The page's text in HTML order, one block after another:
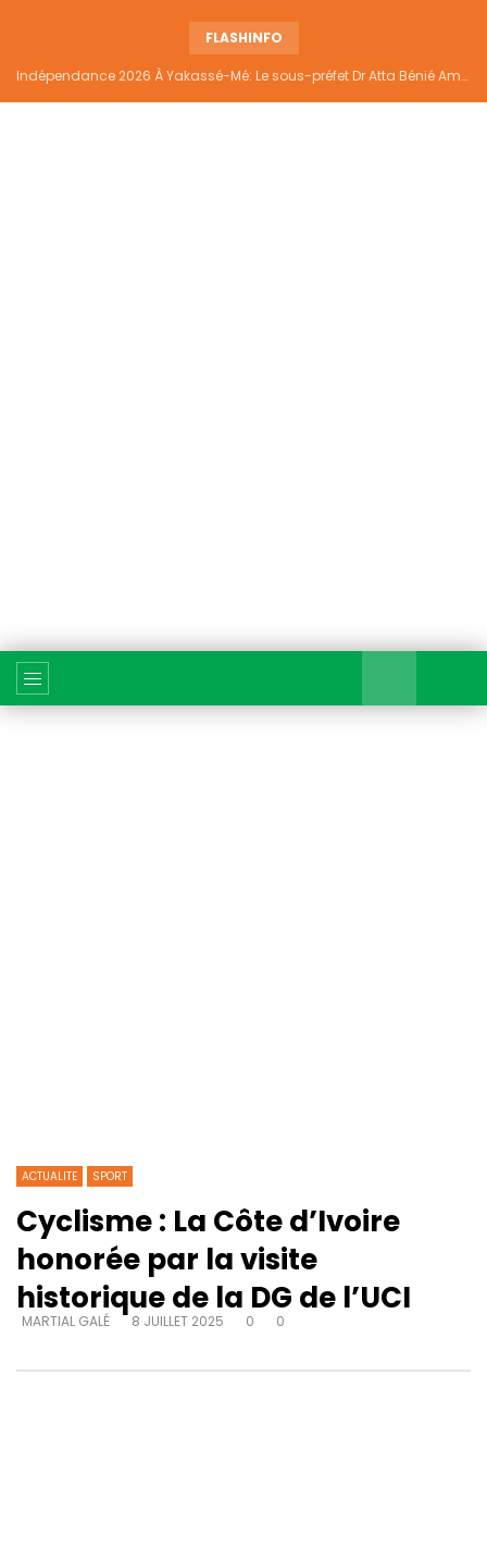
FLASHINFO
Indépendance 2026 À Yakassé-Mé: Le sous-préfet Dr Atta Bénié Amédé appelle à l’unité, à la sécurité et au développement
ACTUALITE SPORT
Cyclisme : La Côte d’Ivoire
honorée par la visite
historique de la DG de l’UCI
MARTIAL GALÉ 8 JUILLET 2025 0 0